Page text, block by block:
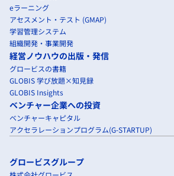
eラーニング
アセスメント・テスト (GMAP)
学習管理システム
組織開発・事業開発
経営ノウハウの出版・発信
グロービスの書籍
GLOBIS 学び放題×知見録
GLOBIS Insights
ベンチャー企業への投資
ベンチャーキャピタル
アクセラレーションプログラム(G-STARTUP)
グロービスグループ